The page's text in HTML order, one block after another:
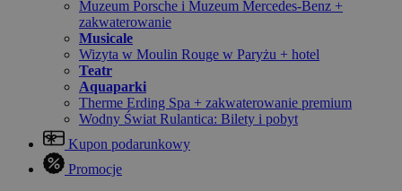
Muzeum Porsche i Muzeum Mercedes-Benz +
zakwaterowanie
Musicale
Wizyta w Moulin Rouge w Paryżu + hotel
Teatr
Aquaparki
Therme Erding Spa + zakwaterowanie premium
Wodny Świat Rulantica: Bilety i pobyt
Kupon podarunkowy
Promocje